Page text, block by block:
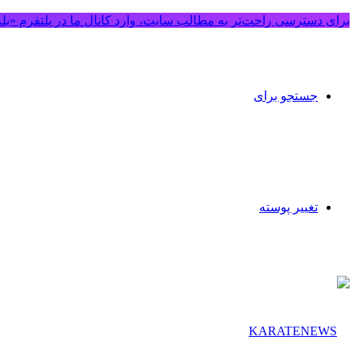
برای دسترسی راحت‌تر به مطالب سایت، وارد کانال ما در پلتفرم
جستجو برای
تغییر پوسته